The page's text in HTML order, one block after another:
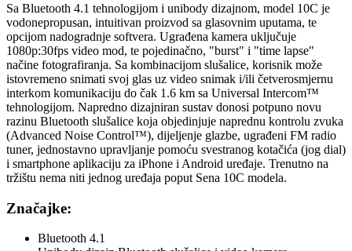
Sa Bluetooth 4.1 tehnologijom i unibody dizajnom, model 10C je
vodonepropusan, intuitivan proizvod sa glasovnim uputama, te
opcijom nadogradnje softvera. Ugrađena kamera uključuje
1080p:30fps video mod, te pojedinačno, "burst" i "time lapse"
načine fotografiranja. Sa kombinacijom slušalice, korisnik može
istovremeno snimati svoj glas uz video snimak i/ili četverosmjernu
interkom komunikaciju do čak 1.6 km sa Universal Intercom™
tehnologijom. Napredno dizajniran sustav donosi potpuno novu
razinu Bluetooth slušalice koja objedinjuje naprednu kontrolu zvuka
(Advanced Noise Control™), dijeljenje glazbe, ugrađeni FM radio
tuner, jednostavno upravljanje pomoću svestranog kotačića (jog dial)
i smartphone aplikaciju za iPhone i Android uređaje. Trenutno na
tržištu nema niti jednog uređaja poput Sena 10C modela.
Značajke:
Bluetooth 4.1